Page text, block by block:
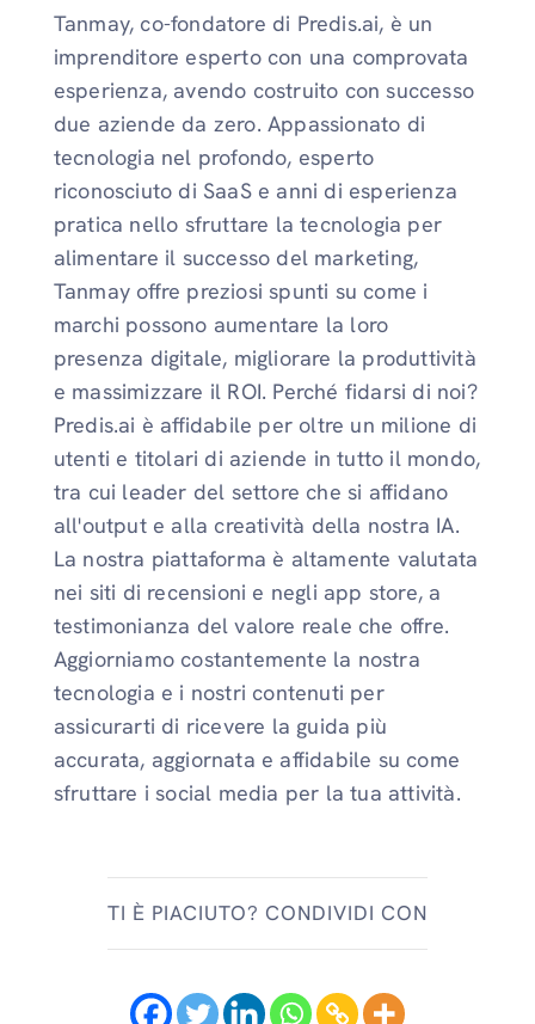
Tanmay, co-fondatore di Predis.ai, è un
imprenditore esperto con una comprovata
esperienza, avendo costruito con successo
due aziende da zero. Appassionato di
tecnologia nel profondo, esperto
riconosciuto di SaaS e anni di esperienza
pratica nello sfruttare la tecnologia per
alimentare il successo del marketing,
Tanmay offre preziosi spunti su come i
marchi possono aumentare la loro
presenza digitale, migliorare la produttività
e massimizzare il ROI. Perché fidarsi di noi?
Predis.ai è affidabile per oltre un milione di
utenti e titolari di aziende in tutto il mondo,
tra cui leader del settore che si affidano
all'output e alla creatività della nostra IA.
La nostra piattaforma è altamente valutata
nei siti di recensioni e negli app store, a
testimonianza del valore reale che offre.
Aggiorniamo costantemente la nostra
tecnologia e i nostri contenuti per
assicurarti di ricevere la guida più
accurata, aggiornata e affidabile su come
sfruttare i social media per la tua attività.
TI È PIACIUTO? CONDIVIDI CON